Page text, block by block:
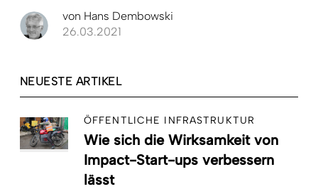
von Hans Dembowski
26.03.2021
NEUESTE ARTIKEL
ÖFFENTLICHE INFRASTRUKTUR
Wie sich die Wirksamkeit von
Impact-Start-ups verbessern
lässt